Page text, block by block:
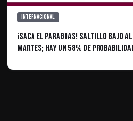
Internacional
¡Saca el paraguas! Saltillo bajo
martes; hay un 58% de